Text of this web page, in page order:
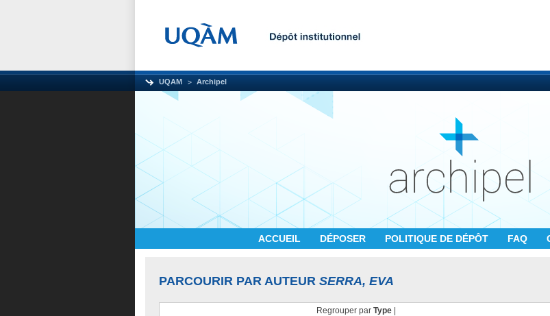
UQAM Archipel
ACCUEIL DÉPOSER POLITIQUE DE DÉPÔT FAQ
PARCOURIR PAR AUTEUR SERRA, EVA
Regrouper par Type|